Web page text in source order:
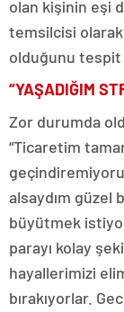
olan kişinin eşi
temsilcisi olarak
olduğunu tespit
“YAŞADIĞIM
Zor durumda
“Ticaretim
alsaydım güzel
büyütmek
parayı kolay
hayallerimizi
bırakıyorlar.